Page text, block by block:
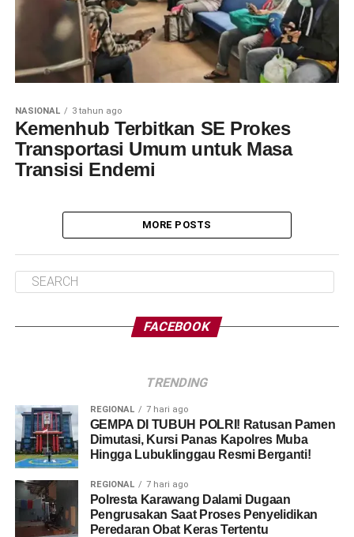
NASIONAL 3 tahun ago
Kemenhub Terbitkan SE Prokes
Transportasi Umum untuk Masa
Transisi Endemi
MORE POSTS
FACEBOOK
TRENDING
REGIONAL 7 hari ago
GEMPA DI TUBUH POLRI! Ratusan Pamen
Dimutasi, Kursi Panas Kapolres Muba
Hingga Lubuklinggau Resmi Berganti!
REGIONAL 7 hari ago
Polresta Karawang Dalami Dugaan
Pengrusakan Saat Proses Penyelidikan
Peredaran Obat Keras Tertentu